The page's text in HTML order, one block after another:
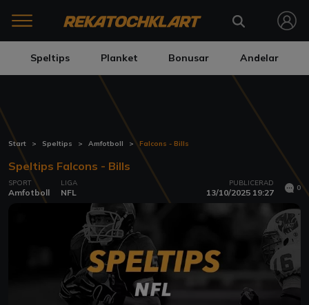
Speltips Planket Bonusar Andelar
Start Speltips Amfotboll Falcons - Bills
Speltips Falcons - Bills
SPORT
Amfotboll
LIGA
NFL
PUBLICERAD
13/10/2025 19:27 0